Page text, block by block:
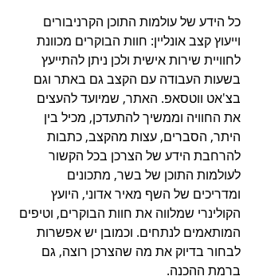
כל הידע של עולמות התוכן הקרניבורים
וייעוץ קצב אונליין: חוות הבוקרים מכוונת
לחוויית שירות אישית ולכן ניתן להתייעץ
בשעות העבודה עם הקצב גם באתר וגם
בצ'אט ווטסאפ. האתר, שמיועד להעצים
את החוויה וממשיך להתעדכן, מכיל בין
היתר, הסברים, עצות מהקצב, כתבות
להרחבת הידע של הצרכן בכל הקשור
לעולמות התוכן של בשר, מתכונים
ומדריכים של השף מאיר אדוני, היועץ
הקולינרי שמלווה את חוות הבוקרים, וטיפים
המותאמים לנתחים. וכמובן יש אפשרות
לבחור בדיוק את מה שהצרכן רוצה, גם
ברמת ההכנה.